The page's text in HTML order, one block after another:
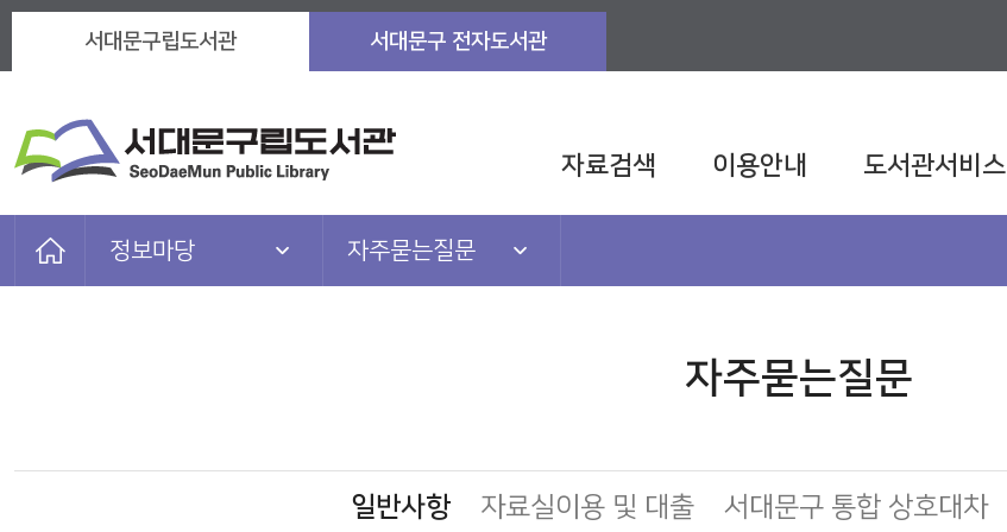
서대문구립도서관 서대문구 전자도서관
자료검색 이용안내 도서관서비스
정보마당
참여마당
자주묻는질문
마을 아카이브
관련 사이트
자주묻는질문
일반사항 자료실이용 및 대출 서대문구 통합 상호대차